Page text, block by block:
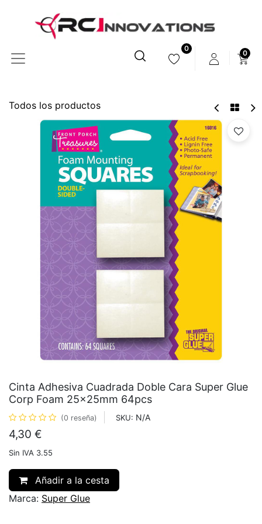
0
0
Todos los productos
Cinta Adhesiva Cuadrada Doble Cara Super Glue
Corp Foam 25x25mm 64pcs
(0 reseña) SKU: N/A
4,30 €
Sin IVA 3.55
Añadir a la cesta
Marca: Super Glue